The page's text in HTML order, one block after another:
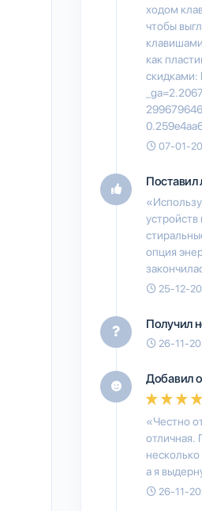
ходом
чтобы
как
скидками:
07-01-
Поставил
опция
25-12-
Получил
26-11-
Добавил
«Честно
отличная.
а я
26-11-